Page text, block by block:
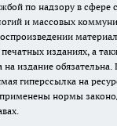
по надзору в сфере
и массовых
изданиях, а
издание
гиперссылка на
нормы